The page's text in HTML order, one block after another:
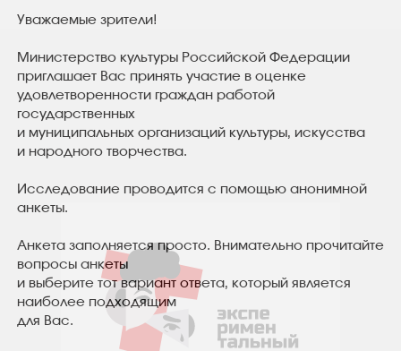
Уважаемые зрители!
Министерство культуры Российской Федерации
приглашает Вас принять участие в оценке
удовлетворенности граждан работой
государственных
и муниципальных организаций культуры, искусства
и народного творчества.
Исследование проводится с помощью анонимной
анкеты.
Анкета заполняется просто. Внимательно прочитайте
вопросы анкеты
и выберите тот вариант ответа, который является
наиболее подходящим
для Вас.